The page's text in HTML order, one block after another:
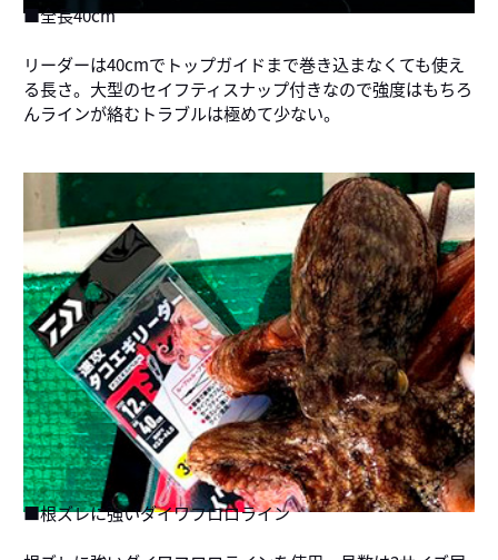
■全長40cm
リーダーは40cmでトップガイドまで巻き込まなくても使え
る長さ。大型のセイフティスナップ付きなので強度はもちろ
んラインが絡むトラブルは極めて少ない。
■根ズレに強いダイワフロロライン